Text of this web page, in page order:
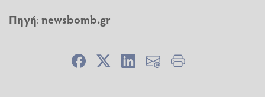
Πηγή:newsbomb.gr